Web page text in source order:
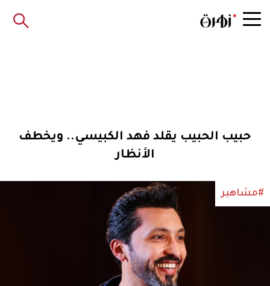
حبيب الحبيب يقلد فهد الكبيسي.. ويخطف
الأنظار
#مشاهير